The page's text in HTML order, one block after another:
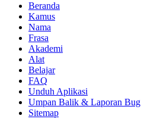
Beranda
Kamus
Nama
Frasa
Akademi
Alat
Belajar
FAQ
Unduh Aplikasi
Umpan Balik & Laporan Bug
Sitemap